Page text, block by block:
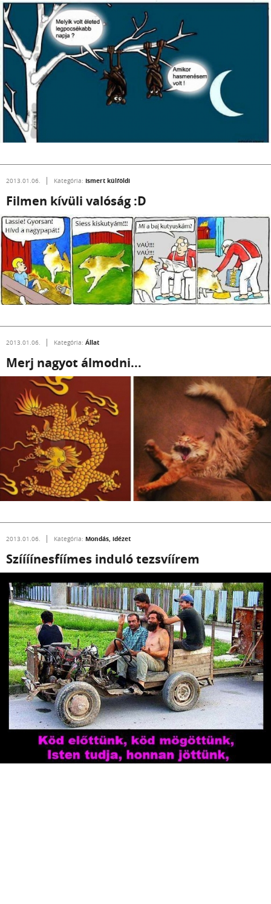
2013.01.06. Kategória: Ismert külföldi
Filmen kívüli valóság :D
2013.01.06. Kategória: Állat
Merj nagyot álmodni...
2013.01.06. Kategória: Mondás, idézet
Szíííínesfíímes induló tezsvíírem